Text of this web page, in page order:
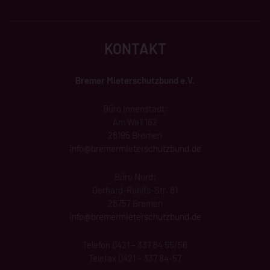
KONTAKT
Bremer Mieterschutzbund e.V.
Am Wall 162
28195 Bremen
info@ bremermieterschutzbund .de
Büro Nord:
Gerhard-Rohlfs-Str. 81
28757 Bremen
info@bremermieterschutzbund.de
Telefon 0421 – 337 84 55/56
Telefax 0421 – 337 84-57